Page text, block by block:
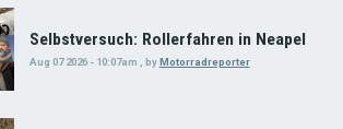
Selbstversuch: Rollerfahren in Neapel
Aug 07 2026 - 10:07am , byMotorradreporter